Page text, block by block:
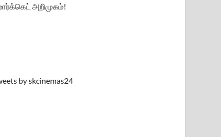
அறிமுகம்!
by skcinemas24